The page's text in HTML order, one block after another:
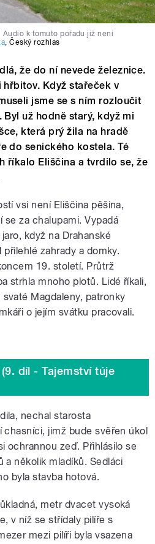
Audio k tomuto pořadu již není
,Český rozhlas
že do ní nevede železnice.
Když stařeček v
jsme se s ním rozloučit
Byl už hodně starý, když mi
která prý žila na hradě
do senického kostela. Té
říkalo Eliščina a tvrdilo se, že
vsi není Eliščina pěšina,
za chalupami. Vypadá
když na Drahanské
zahrady a domky.
19. století. Průtrž
strhla mnoho plotů. Lidé říkali,
Magdaleny, patronky
o jejím svátku pracovali.
díl - Tajemství túje
nechal starosta
chasníci, jimž bude svěřen úkol
ochrannou zeď. Přihlásilo se
a několik mladíků. Sedláci
byla stavba hotová.
metr dvacet vysoká
v níž se střídaly pilíře s
mezi pilíři byla vsazena